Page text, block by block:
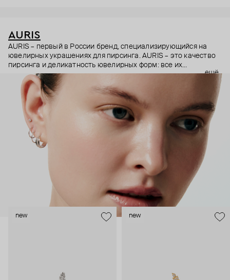
AURIS
AURIS – первый в России бренд, специализирующийся на
ювелирных украшениях для пирсинга. AURIS – это качество
пирсинга и деликатность ювелирных форм: все их
украшения ручной работы. В процессе создания участвуют
как профессиональные пирсеры (они отвечают за
безопасность и эргономичность пирсинга), так и ювелирные
стилисты (благодаря им дизайн соответствует трендам, а
украшения легко сочетаются между собой).
Украшения AURIS – для тех, кто открыто выражает себя, но
делает это интеллигентно и по-взрослому.
ещё
new new